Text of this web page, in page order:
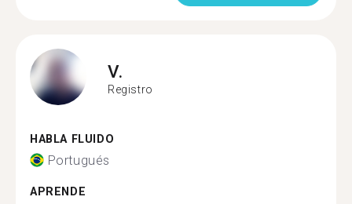
V.
Registro
HABLA FLUIDO
Portugués
APRENDE